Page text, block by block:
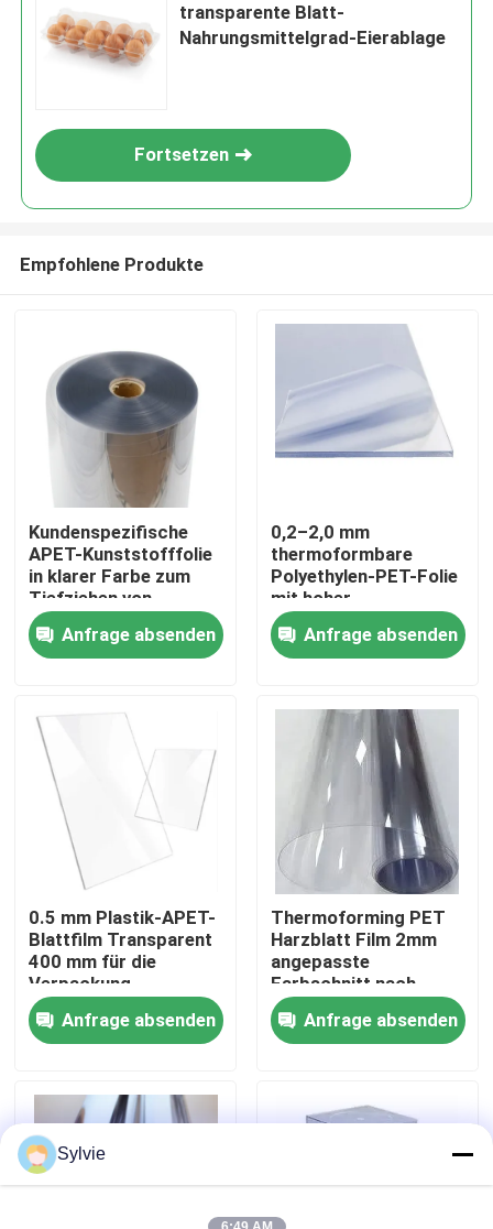
Haus
Produkte
Über uns
Fabrik-Ausflug
Qualitätskontrolle
Treten Sie mit uns in Verbindung
Nachrichten
PET-Folie
transparente Blatt-
Nahrungsmittelgrad-Eierablage
Fortsetzen
Empfohlene Produkte
Kundenspezifische
APET-Kunststofffolie
in klarer Farbe zum
Tiefziehen von
Verpackungsschalen
Anfrage absenden
0,2–2,0 mm
thermoformbare
Polyethylen-PET-Folie
mit hoher
Recyclingfähigkeit
Anfrage absenden
0.5 mm Plastik-APET-
Blattfilm Transparent
400 mm für die
Verpackung
angepasst
Anfrage absenden
Thermoforming PET
Harzblatt Film 2mm
angepasste
Farbschnitt nach
Größe
Anfrage absenden
Sylvie